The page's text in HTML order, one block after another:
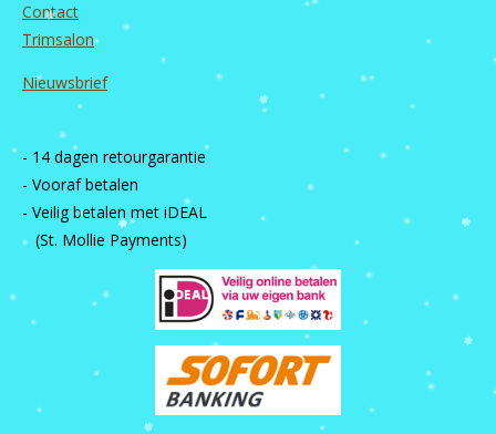
Contact
Trimsalon
Nieuwsbrief
- 14 dagen retourgarantie
- Vooraf betalen
- Veilig betalen met iDEAL
(St. Mollie Payments)